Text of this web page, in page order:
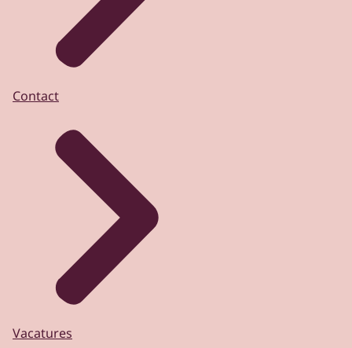
Contact
Vacatures